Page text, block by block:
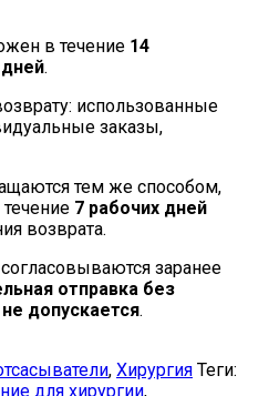
в течение 14
.
использованные
заказы,
тем же способом,
течение 7 рабочих дней
возврата.
заранее
отправка без
допускается.
, Хирургия Теги:
для хирургии,